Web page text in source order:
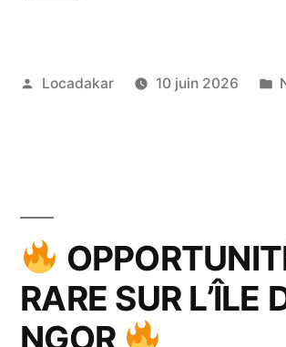
Publié
Locadakar 10 juin 2026
RARE SUR L’ÎLE
NGOR